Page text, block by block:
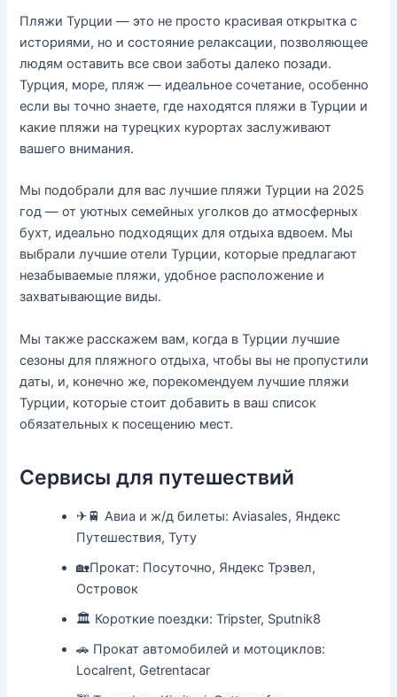
Пляжи Турции — это не просто красивая открытка с
историями, но и состояние релаксации, позволяющее
людям оставить все свои заботы далеко позади.
Турция, море, пляж — идеальное сочетание, особенно
если вы точно знаете, где находятся пляжи в Турции и
какие пляжи на турецких курортах заслуживают
вашего внимания.
Мы подобрали для вас лучшие пляжи Турции на 2025
год — от уютных семейных уголков до атмосферных
бухт, идеально подходящих для отдыха вдвоем. Мы
выбрали лучшие отели Турции, которые предлагают
незабываемые пляжи, удобное расположение и
захватывающие виды.
Мы также расскажем вам, когда в Турции лучшие
сезоны для пляжного отдыха, чтобы вы не пропустили
даты, и, конечно же, порекомендуем лучшие пляжи
Турции, которые стоит добавить в ваш список
обязательных к посещению мест.
Сервисы для путешествий
✈🚆 Авиа и ж/д билеты: Aviasales, Яндекс
Путешествия, Туту
🏡Прокат: Посуточно, Яндекс Трэвел,
Островок
🏛 Короткие поездки: Tripster, Sputnik8
🚗 Прокат автомобилей и мотоциклов:
Localrent, Getrentacar